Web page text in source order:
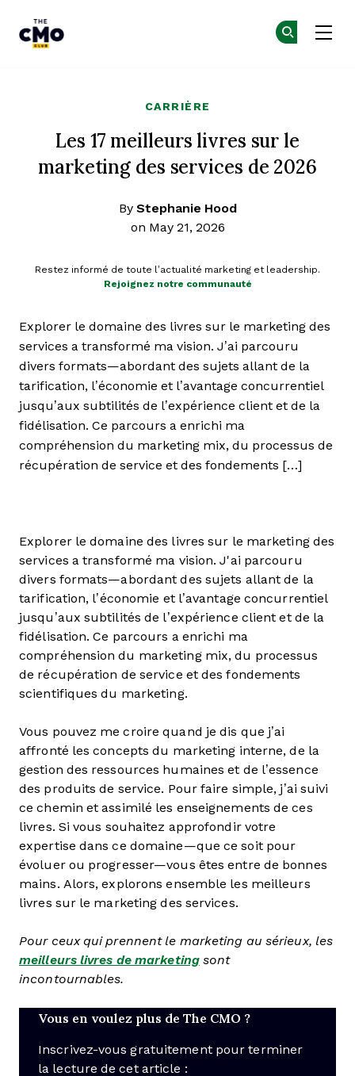
CARRIÈRE
Les 17 meilleurs livres sur le
marketing des services de 2026
By Stephanie Hood
on May 21, 2026
Restez informé de toute l’actualité marketing et leadership.
Rejoignez notre communauté
Explorer le domaine des livres sur le marketing des
services a transformé ma vision. J’ai parcouru
divers formats—abordant des sujets allant de la
tarification, l’économie et l’avantage concurrentiel
jusqu’aux subtilités de l’expérience client et de la
fidélisation. Ce parcours a enrichi ma
compréhension du marketing mix, du processus de
récupération de service et des fondements […]
Explorer le domaine des livres sur le marketing des
services a transformé ma vision. J'ai parcouru
divers formats—abordant des sujets allant de la
tarification, l’économie et l’avantage concurrentiel
jusqu’aux subtilités de l’expérience client et de la
fidélisation. Ce parcours a enrichi ma
compréhension du marketing mix, du processus
de récupération de service et des fondements
scientifiques du marketing.
Vous pouvez me croire quand je dis que j’ai
affronté les concepts du marketing interne, de la
gestion des ressources humaines et de l’essence
des produits de service. Pour faire simple, j’ai suivi
ce chemin et assimilé les enseignements de ces
livres. Si vous souhaitez approfondir votre
expertise dans ce domaine—que ce soit pour
évoluer ou progresser—vous êtes entre de bonnes
mains. Alors, explorons ensemble les meilleurs
livres sur le marketing des services.
Pour ceux qui prennent le marketing au sérieux, les
meilleurs livres de marketingsont
incontournables.
Vous en voulez plus de The CMO ?
Inscrivez-vous gratuitement pour terminer
la lecture de cet article :